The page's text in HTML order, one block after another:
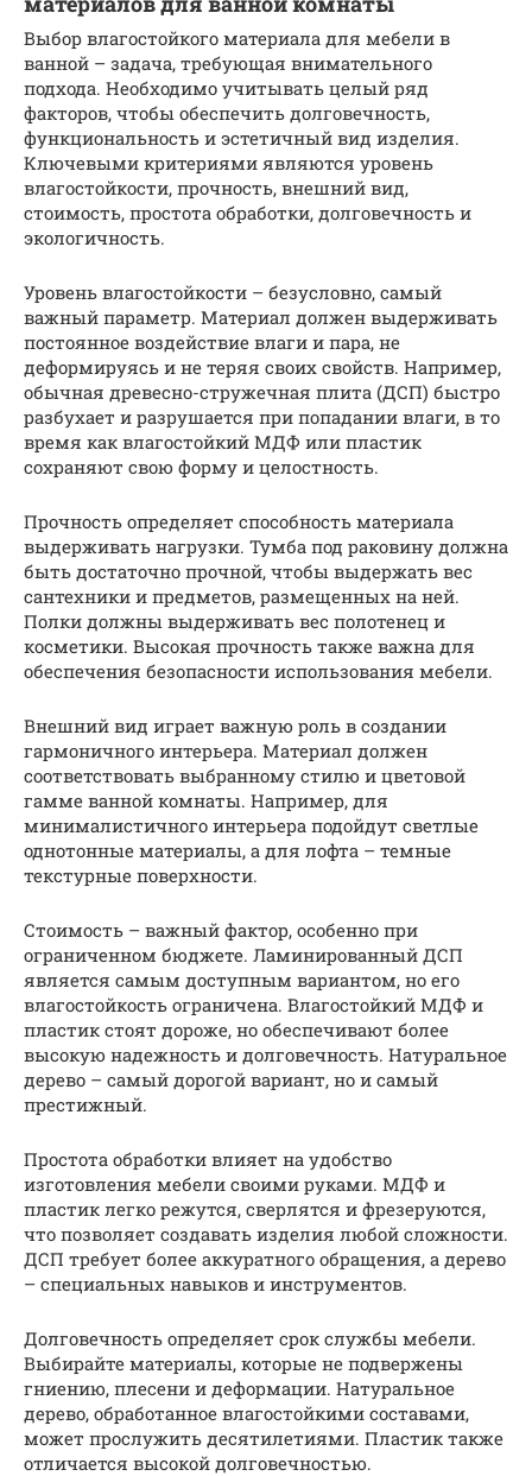
Выбор влагостойкого материала для мебели в
ванной – задача, требующая внимательного
подхода. Необходимо учитывать целый ряд
факторов, чтобы обеспечить долговечность,
функциональность и эстетичный вид изделия.
Ключевыми критериями являются уровень
влагостойкости, прочность, внешний вид,
стоимость, простота обработки, долговечность и
экологичность.
Уровень влагостойкости – безусловно, самый
важный параметр. Материал должен выдерживать
постоянное воздействие влаги и пара, не
деформируясь и не теряя своих свойств. Например,
обычная древесно-стружечная плита (ДСП) быстро
разбухает и разрушается при попадании влаги, в то
время как влагостойкий МДФ или пластик
сохраняют свою форму и целостность.
Прочность определяет способность материала
выдерживать нагрузки. Тумба под раковину должна
быть достаточно прочной, чтобы выдержать вес
сантехники и предметов, размещенных на ней.
Полки должны выдерживать вес полотенец и
косметики. Высокая прочность также важна для
обеспечения безопасности использования мебели.
Внешний вид играет важную роль в создании
гармоничного интерьера. Материал должен
соответствовать выбранному стилю и цветовой
гамме ванной комнаты. Например, для
минималистичного интерьера подойдут светлые
однотонные материалы, а для лофта – темные
текстурные поверхности.
Стоимость – важный фактор, особенно при
ограниченном бюджете. Ламинированный ДСП
является самым доступным вариантом, но его
влагостойкость ограничена. Влагостойкий МДФ и
пластик стоят дороже, но обеспечивают более
высокую надежность и долговечность. Натуральное
дерево – самый дорогой вариант, но и самый
престижный.
Простота обработки влияет на удобство
изготовления мебели своими руками. МДФ и
пластик легко режутся, сверлятся и фрезеруются,
что позволяет создавать изделия любой сложности.
ДСП требует более аккуратного обращения, а дерево
– специальных навыков и инструментов.
Долговечность определяет срок службы мебели.
Выбирайте материалы, которые не подвержены
гниению, плесени и деформации. Натуральное
дерево, обработанное влагостойкими составами,
может прослужить десятилетиями. Пластик также
отличается высокой долговечностью.